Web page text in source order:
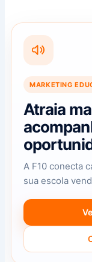
MARKETING
Atraia
A F10 conecta
sua escola